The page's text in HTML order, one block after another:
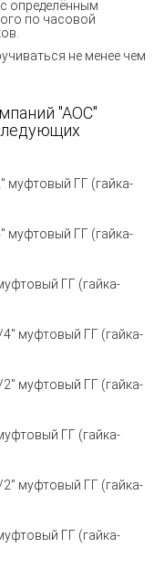
определённым
по часовой
не менее чем
"АОС"
ГГ (гайка-
ГГ (гайка-
ГГ (гайка-
муфтовый ГГ (гайка-
муфтовый ГГ (гайка-
ГГ (гайка-
муфтовый ГГ (гайка-
ГГ (гайка-